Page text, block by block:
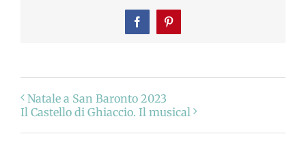
FacebookPinterest
Natale a San Baronto 2023
Il Castello di Ghiaccio. Il musical